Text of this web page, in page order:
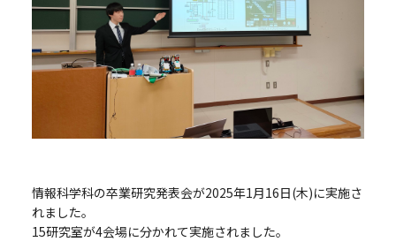
情報科学科の卒業研究発表会が2025年1月16日(木)に実施さ
れました。
15研究室が4会場に分かれて実施されました。